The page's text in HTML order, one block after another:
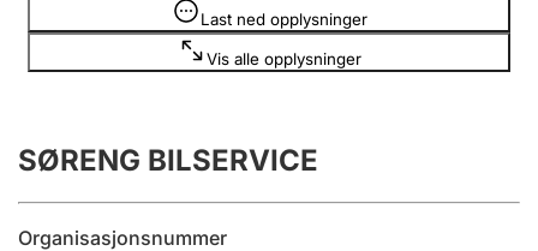
Årsregnskap
Innsending og forsinkelsesgebyr
Last ned opplysninger
Vis alle opplysninger
Opplysninger er skjult
SØRENG BILSERVICE
Organisasjonsnummer